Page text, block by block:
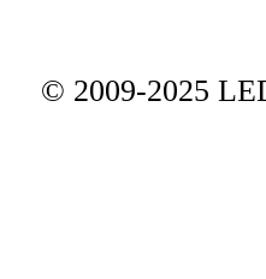
© 2009-2025